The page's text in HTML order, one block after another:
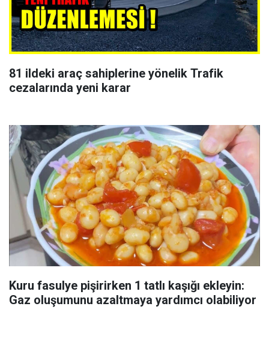
81 ildeki araç sahiplerine yönelik Trafik
cezalarında yeni karar
Kuru fasulye pişirirken 1 tatlı kaşığı ekleyin:
Gaz oluşumunu azaltmaya yardımcı olabiliyor